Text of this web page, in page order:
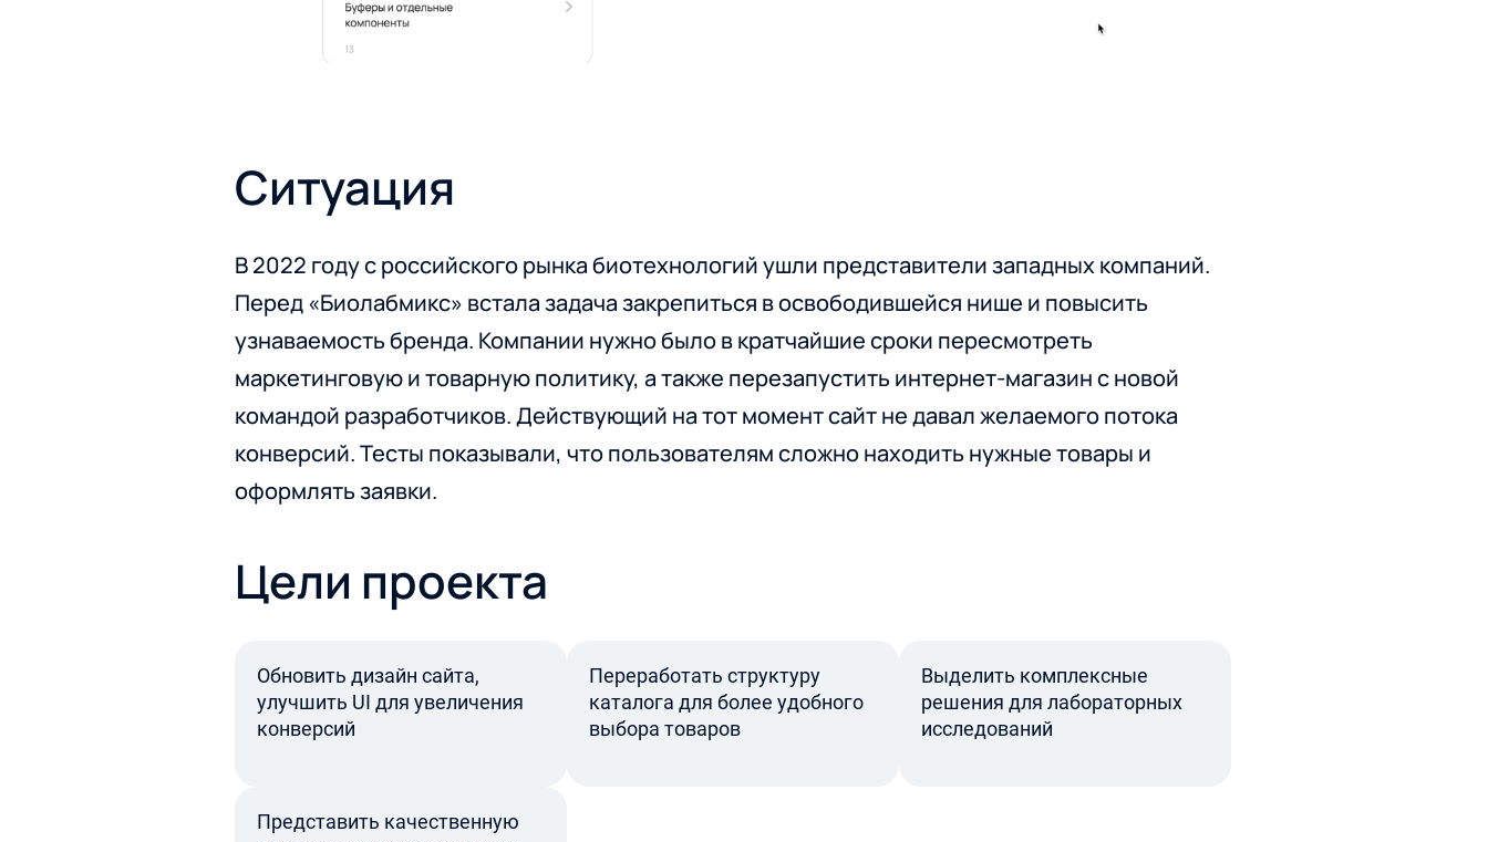
Ситуация
В 2022 году с российского рынка биотехнологий ушли представители западных компаний.
Перед «Биолабмикс» встала задача закрепиться в освободившейся нише и повысить
узнаваемость бренда. Компании нужно было в кратчайшие сроки пересмотреть
маркетинговую и товарную политику, а также перезапустить интернет-магазин с новой
командой разработчиков. Действующий на тот момент сайт не давал желаемого потока
конверсий. Тесты показывали, что пользователям сложно находить нужные товары и
оформлять заявки.
Цели проекта
Обновить дизайн сайта,
улучшить UI для увеличения
конверсий
Переработать структуру
каталога для более удобного
выбора товаров
Выделить комплексные
решения для лабораторных
исследований
Представить качественную